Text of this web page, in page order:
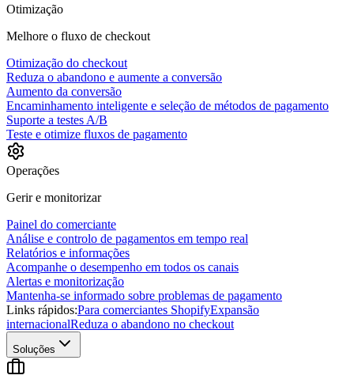
Otimização
Melhore o fluxo de checkout
Otimização do checkout
Reduza o abandono e aumente a conversão
Aumento da conversão
Encaminhamento inteligente e seleção de métodos de pagamento
Suporte a testes A/B
Teste e otimize fluxos de pagamento
Operações
Gerir e monitorizar
Painel do comerciante
Análise e controlo de pagamentos em tempo real
Relatórios e informações
Acompanhe o desempenho em todos os canais
Alertas e monitorização
Mantenha-se informado sobre problemas de pagamento
Links rápidos:Para comerciantes ShopifyExpansão
internacionalReduza o abandono no checkout
Soluções